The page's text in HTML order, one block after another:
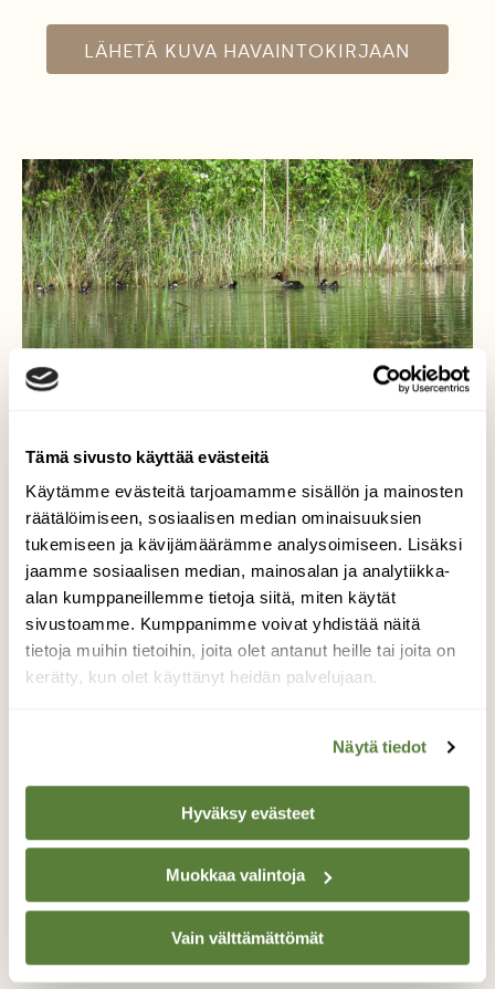
Tämä sivusto käyttää evästeitä
Käytämme evästeitä tarjoamamme sisällön ja mainosten
räätälöimiseen, sosiaalisen median ominaisuuksien
tukemiseen ja kävijämäärämme analysoimiseen. Lisäksi
jaamme sosiaalisen median, mainosalan ja analytiikka-
alan kumppaneillemme tietoja siitä, miten käytät
sivustoamme. Kumppanimme voivat yhdistää näitä
tietoja muihin tietoihin, joita olet antanut heille tai joita on
kerätty, kun olet käyttänyt heidän palvelujaan.
Näytä tiedot
Hyväksy evästeet
Muokkaa valintoja
Vain välttämättömät
LÄHETÄ KUVA HAVAINTOKIRJAAN
Uimakoululaiset
Kuvattu 27.5.2016 Telkkäpoikue laskettu
vesille tänään.
TAKAISIN LISTAAN